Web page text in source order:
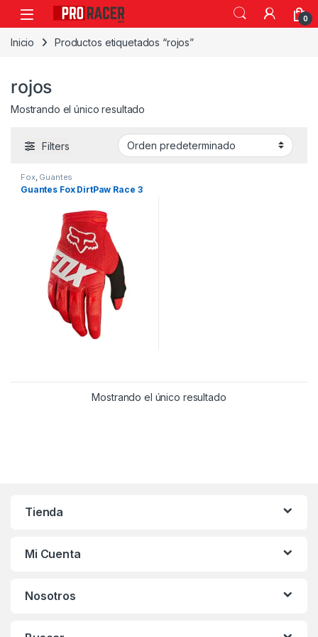
0
Inicio Productos etiquetados “rojos”
rojos
Mostrando el único resultado
Filters
Fox, Guantes
Guantes Fox DirtPaw Race 3
Mostrando el único resultado
Tienda
Mi Cuenta
Nosotros